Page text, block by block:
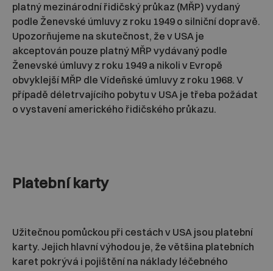
platný mezinárodní řidičský průkaz (MŘP) vydaný
podle Ženevské úmluvy z roku 1949 o silniční dopravě.
Upozorňujeme na skutečnost, že v USA je
akceptován pouze platný MŘP vydávaný podle
Ženevské úmluvy z roku 1949 a nikoli v Evropě
obvyklejší MŘP dle Vídeňské úmluvy z roku 1968. V
případě déletrvajícího pobytu v USA je třeba požádat
o vystavení amerického řidičského průkazu.
Platební karty
Užitečnou pomůckou při cestách v USA jsou platební
karty. Jejich hlavní výhodou je, že většina platebních
karet pokrývá i pojištění na náklady léčebného